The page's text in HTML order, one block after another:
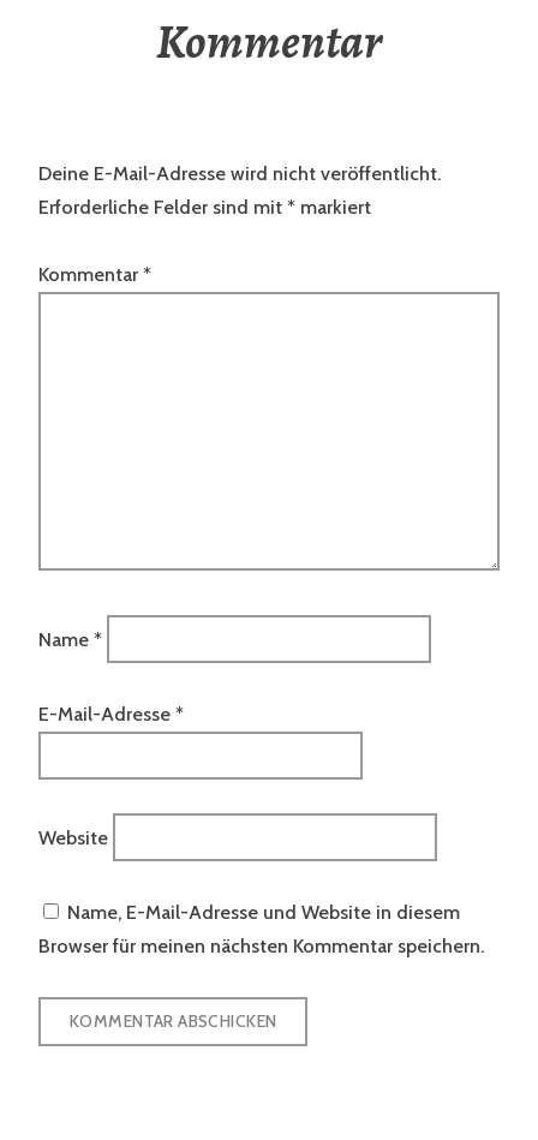
Kommentar
Deine E-Mail-Adresse wird nicht veröffentlicht.
Erforderliche Felder sind mit * markiert
Kommentar *
Name *
E-Mail-Adresse *
Website
Name, E-Mail-Adresse und Website in diesem
Browser für meinen nächsten Kommentar speichern.